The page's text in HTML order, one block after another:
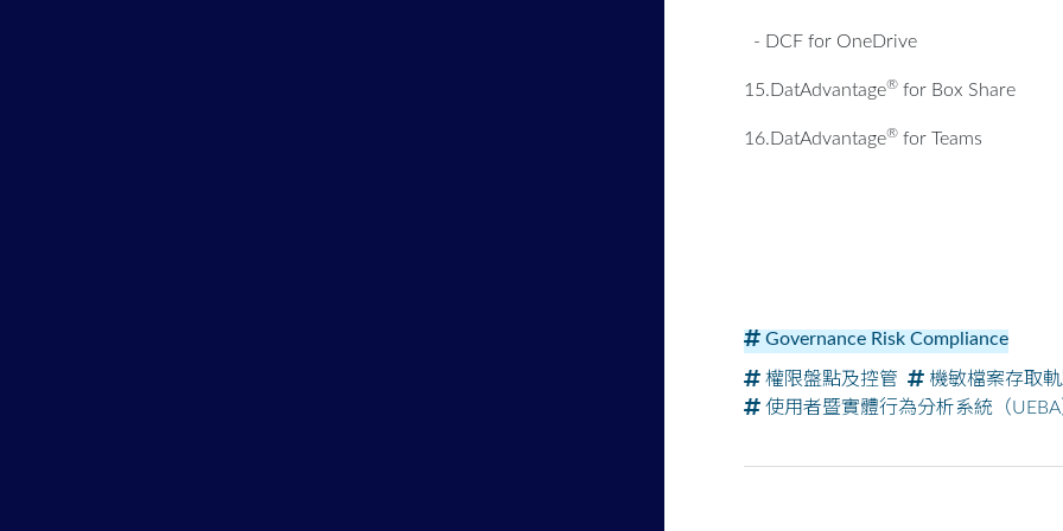
- DCF for OneDrive
15.DatAdvantage® for Box Share
16.DatAdvantage® for Teams
Governance Risk Compliance
權限盤點及控管
機敏檔案存取
使用者暨實體行為分析系統（UEBA